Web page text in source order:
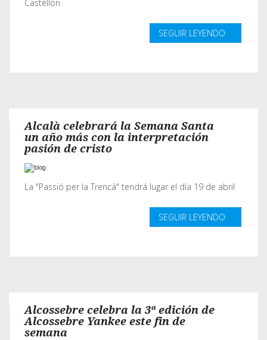
Castellón
SEGUIR LEYENDO
Alcalà celebrará la Semana Santa
un año más con la interpretación
pasión de cristo
La "Passió per la Trencà" tendrá lugar el día 19 de abril
SEGUIR LEYENDO
Alcossebre celebra la 3ª edición de
Alcossebre Yankee este fin de
semana